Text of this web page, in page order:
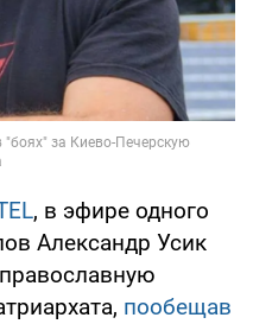
, в эфире одного
Александр Усик
пообещав